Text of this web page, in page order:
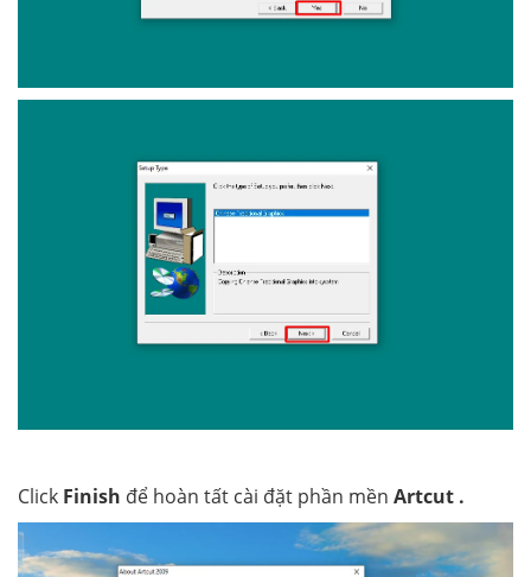
Click Finish để hoàn tất cài đặt phần mền Artcut .